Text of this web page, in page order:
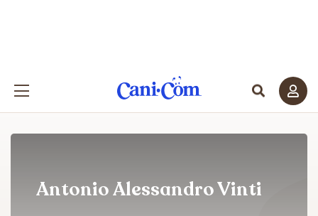
Antonio Alessandro Vinti